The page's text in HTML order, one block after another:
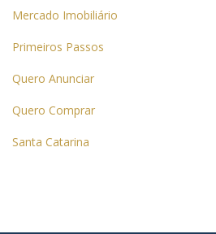
Mercado Imobiliário
Primeiros Passos
Quero Anunciar
Quero Comprar
Santa Catarina